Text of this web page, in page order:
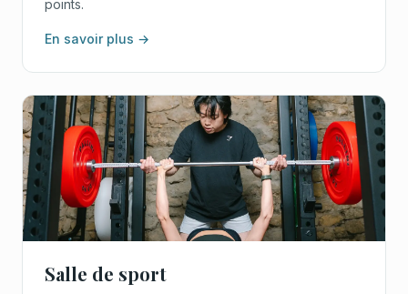
points.
En savoir plus →
Salle de sport